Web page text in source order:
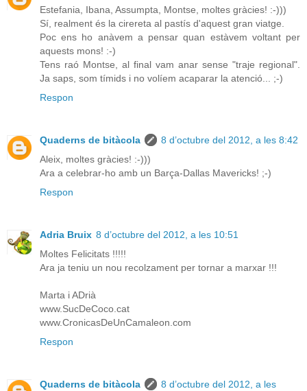
Estefania, Ibana, Assumpta, Montse, moltes gràcies! :-)))
Sí, realment és la cirereta al pastís d'aquest gran viatge.
Poc ens ho anàvem a pensar quan estàvem voltant per
aquests mons! :-)
Tens raó Montse, al final vam anar sense "traje regional".
Ja saps, som tímids i no volíem acaparar la atenció... ;-)
Respon
Quaderns de bitàcola
8 d’octubre del 2012, a les 8:42
Aleix, moltes gràcies! :-)))
Ara a celebrar-ho amb un Barça-Dallas Mavericks! ;-)
Respon
Adria Bruix 8 d’octubre del 2012, a les 10:51
Moltes Felicitats !!!!!
Ara ja teniu un nou recolzament per tornar a marxar !!!
Marta i ADrià
www.SucDeCoco.cat
www.CronicasDeUnCamaleon.com
Respon
Quaderns de bitàcola
8 d’octubre del 2012, a les